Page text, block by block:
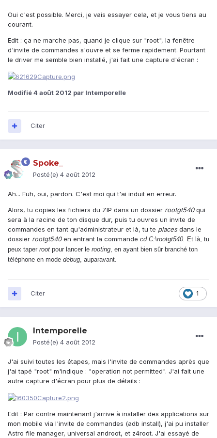
Oui c'est possible. Merci, je vais essayer cela, et je vous tiens au
courant.
Edit : ça ne marche pas, quand je clique sur "root", la fenêtre
d'invite de commandes s'ouvre et se ferme rapidement. Pourtant
le driver me semble bien installé, j'ai fait une capture d'écran :
Modifié4 août 2012 par Intemporelle
Citer
Spoke_
Posté(e) 4 août 2012
Ah... Euh, oui, pardon. C'est moi qui t'ai induit en erreur.
Alors, tu copies les fichiers du ZIP dans un dossier rootgt540qui
sera à la racine de ton disque dur, puis tu ouvres un invite de
commandes en tant qu'administrateur et là, tu te placesdans le
dossier rootgt540en entrant la commande cd C:\rootgt540. Et là, tu
peux taper root pour lancer le rooting, en ayant bien sûr branché ton
téléphone en mode debug, auparavant.
1
Citer
Intemporelle
Posté(e) 4 août 2012
J'ai suivi toutes les étapes, mais l'invite de commandes après que
j'ai tapé "root" m'indique : "operation not permitted". J'ai fait une
autre capture d'écran pour plus de détails :
Edit : Par contre maintenant j'arrive à installer des applications sur
mon mobile via l'invite de commandes (adb install), j'ai pu installer
Astro file manager, universal androot, et z4root. J'ai essayé de